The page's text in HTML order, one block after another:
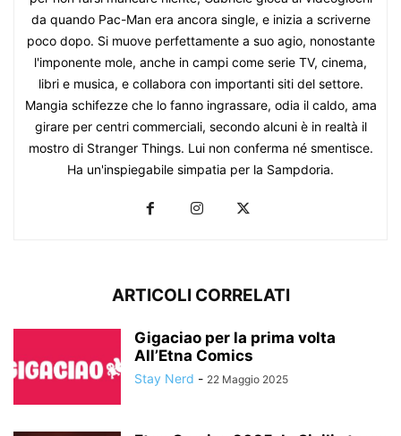
da quando Pac-Man era ancora single, e inizia a scriverne
poco dopo. Si muove perfettamente a suo agio, nonostante
l'imponente mole, anche in campi come serie TV, cinema,
libri e musica, e collabora con importanti siti del settore.
Mangia schifezze che lo fanno ingrassare, odia il caldo, ama
girare per centri commerciali, secondo alcuni è in realtà il
mostro di Stranger Things. Lui non conferma né smentisce.
Ha un'inspiegabile simpatia per la Sampdoria.
ARTICOLI CORRELATI
Gigaciao per la prima volta
All’Etna Comics
Stay Nerd - 22 Maggio 2025